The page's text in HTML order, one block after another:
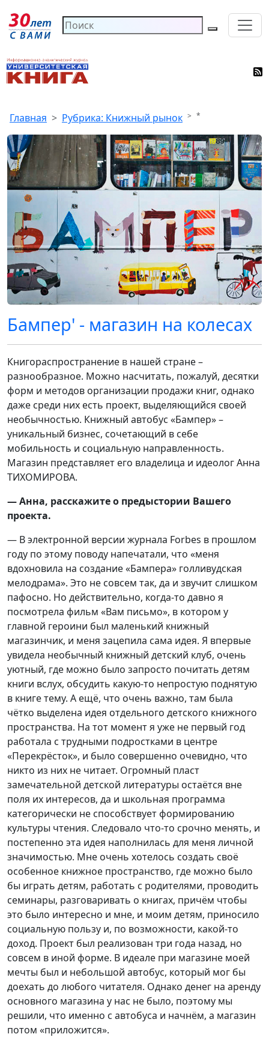
Главная Рубрика: Книжный рынок *
Бампер' - магазин на колесах
Книгораспространение в нашей стране –
разнообразное. Можно насчитать, пожалуй, десятки
форм и методов организации продажи книг, однако
даже среди них есть проект, выделяющийся своей
необычностью. Книжный автобус «Бампер» –
уникальный бизнес, сочетающий в себе
мобильность и социальную направленность.
Магазин представляет его владелица и идеолог Анна
ТИХОМИРОВА.
— Анна, расскажите о предыстории Вашего
проекта.
— В электронной версии журнала Forbes в прошлом
году по этому поводу напечатали, что «меня
вдохновила на создание «Бампера» голливудская
мелодрама». Это не совсем так, да и звучит слишком
пафосно. Но действительно, когда-то давно я
посмотрела фильм «Вам письмо», в котором у
главной героини был маленький книжный
магазинчик, и меня зацепила сама идея. Я впервые
увидела необычный книжный детский клуб, очень
уютный, где можно было запросто почитать детям
книги вслух, обсудить какую-то непростую поднятую
в книге тему. А ещё, что очень важно, там была
чётко выделена идея отдельного детского книжного
пространства. На тот момент я уже не первый год
работала с трудными подростками в центре
«Перекрёсток», и было совершенно очевидно, что
никто из них не читает. Огромный пласт
замечательной детской литературы остаётся вне
поля их интересов, да и школьная программа
категорически не способствует формированию
культуры чтения. Следовало что-то срочно менять, и
постепенно эта идея наполнилась для меня личной
значимостью. Мне очень хотелось создать своё
особенное книжное пространство, где можно было
бы играть детям, работать с родителями, проводить
семинары, разговаривать о книгах, причём чтобы
это было интересно и мне, и моим детям, приносило
социальную пользу и, по возможности, какой-то
доход. Проект был реализован три года назад, но
совсем в иной форме. В идеале при магазине моей
мечты был и небольшой автобус, который мог бы
доехать до любого читателя. Однако денег на аренду
основного магазина у нас не было, поэтому мы
решили, что именно с автобуса и начнём, а магазин
потом «приложится».